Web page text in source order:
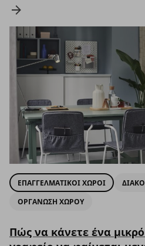
ΕΠΑΓΓΕΛΜΑΤΙΚΟΙ ΧΩΡΟΙ
ΟΡΓΑΝΩΣΗ ΧΩΡΟΥ
Πώς να κάνετε ένα